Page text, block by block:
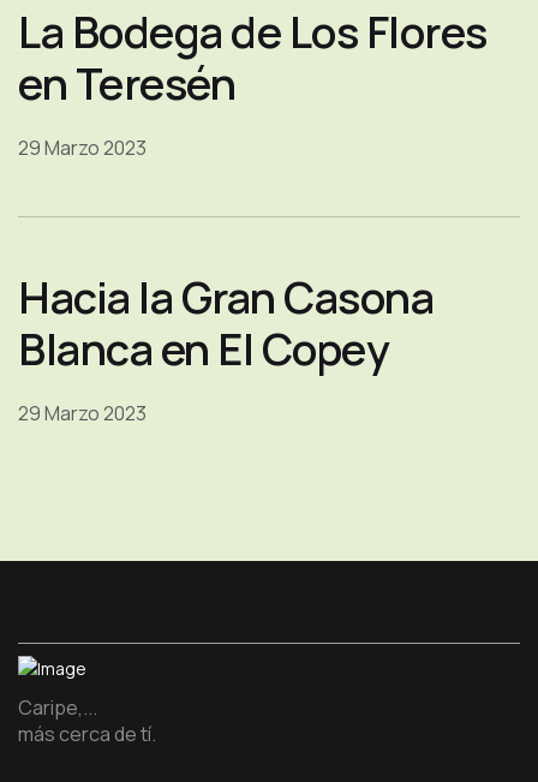
La Bodega de Los Flores
en Teresén
29 Marzo 2023
Hacia la Gran Casona
Blanca en El Copey
29 Marzo 2023
Caripe,...
más cerca de tí.